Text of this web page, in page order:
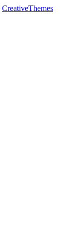
CreativeThemes